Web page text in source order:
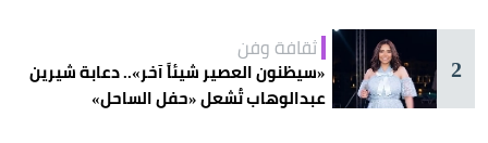
2
ثقافة وفن
«سيظنون العصير شيئاً آخر».. دعابة شيرين
عبدالوهاب تُشعل «حفل الساحل»